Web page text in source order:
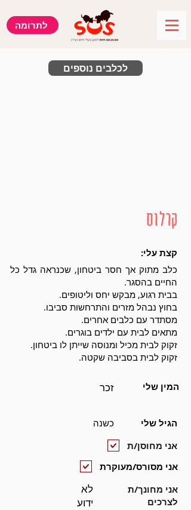
לתרומה
לכלבים נוספים
קרלוס
קצת עלי:
כלב מתוק אך חסר ביטחון, שכנראה גדל כל
החיים בהסגר.
בבית רגוע, מבקש יחס וליטופים.
בחוץ נבהל מזרים והתרחשות סביבו.
מסתדר עם כלבים אחרים.
מתאים לבית עם ילדים בוגרים.
זקוק לבית מכיל ומנוסה שייתן לו ביטחון.
זקוק לבית בסביבה שקטה.
זכר המין שלי
כשנה
הגיל שלי
אני מחוסן/ת
אני מסורס/מעוקרת
לא
ידוע
אני מחונך/ת
לצרכים